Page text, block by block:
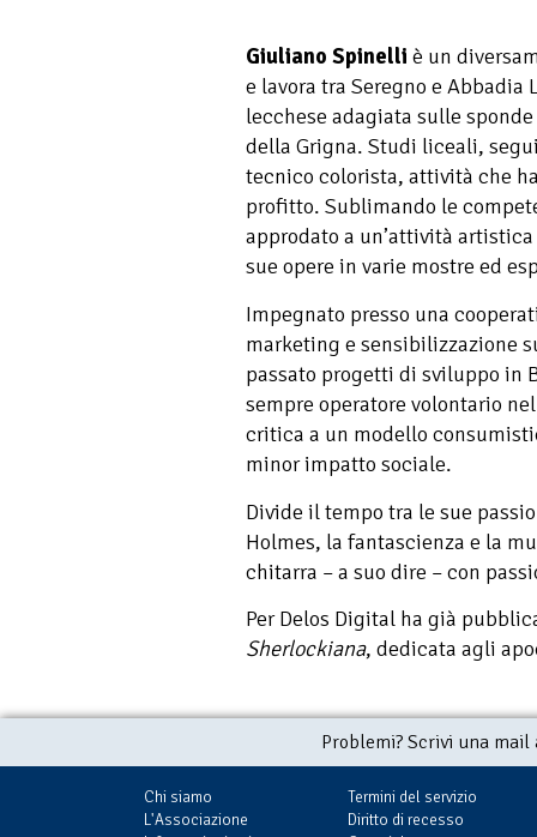
Giuliano Spinelli è un
e lavora tra Seregno e
lecchese adagiata sulle
della Grigna. Studi liceali,
tecnico colorista, attività che
profitto. Sublimando le
approdato a un’attività
sue opere in varie mostre ed
Impegnato presso una
marketing e sensibilizzazione
passato progetti di sviluppo in
sempre operatore volontario
critica a un modello
minor impatto sociale.
Divide il tempo tra le sue
Holmes, la fantascienza e la
chitarra – a suo dire – con
Per Delos Digital ha già
Sherlockiana, dedicata agli
Problemi? Scrivi una
Chi siamo
L'Associazione
Termini del servizio
Diritto di recesso